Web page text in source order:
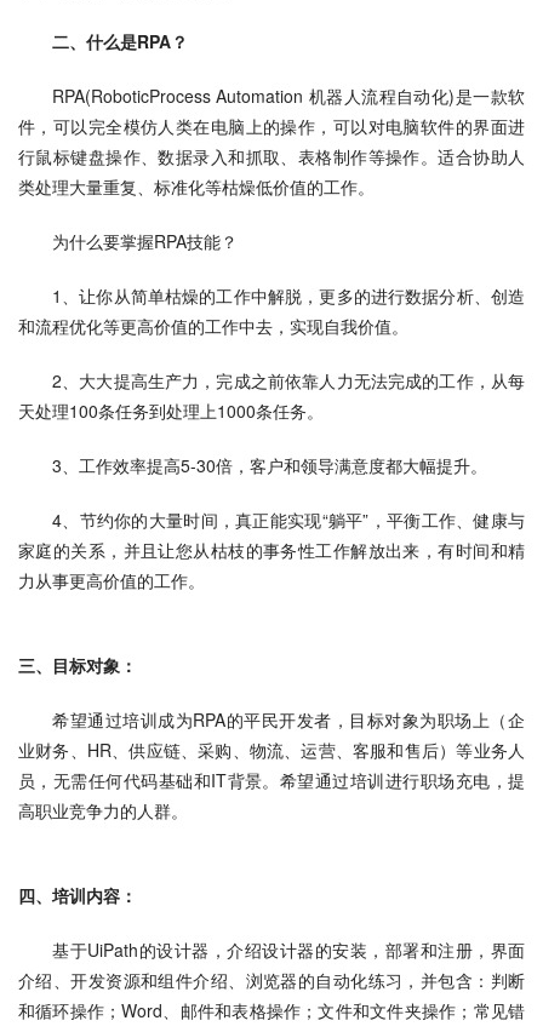
二、什么是RPA？
RPA(RoboticProcess Automation 机器人流程自动化)是一款软
件，可以完全模仿人类在电脑上的操作，可以对电脑软件的界面进
行鼠标键盘操作、数据录入和抓取、表格制作等操作。适合协助人
类处理大量重复、标准化等枯燥低价值的工作。
为什么要掌握RPA技能？
1、让你从简单枯燥的工作中解脱，更多的进行数据分析、创造
和流程优化等更高价值的工作中去，实现自我价值。
2、大大提高生产力，完成之前依靠人力无法完成的工作，从每
天处理100条任务到处理上1000条任务。
3、工作效率提高5-30倍，客户和领导满意度都大幅提升。
4、节约你的大量时间，真正能实现“躺平”，平衡工作、健康与
家庭的关系，并且让您从枯枝的事务性工作解放出来，有时间和精
力从事更高价值的工作。
三、目标对象：
希望通过培训成为RPA的平民开发者，目标对象为职场上（企
业财务、HR、供应链、采购、物流、运营、客服和售后）等业务人
员，无需任何代码基础和IT背景。希望通过培训进行职场充电，提
高职业竞争力的人群。
四、培训内容：
基于UiPath的设计器，介绍设计器的安装，部署和注册，界面
介绍、开发资源和组件介绍、浏览器的自动化练习，并包含：判断
和循环操作；Word、邮件和表格操作；文件和文件夹操作；常见错